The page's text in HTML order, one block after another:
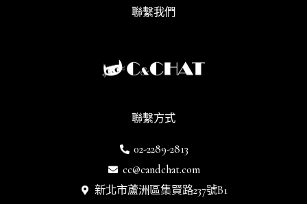
聯繫方式
02-2289-2813
cc@candchat.com
新北市蘆洲區集賢路237號B1
聯繫我們